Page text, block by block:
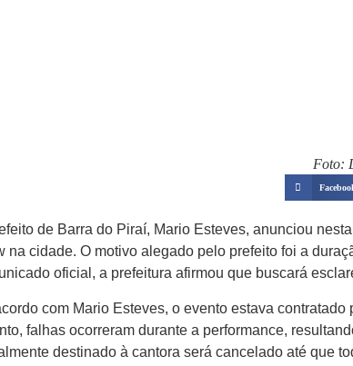
Foto:
de Barra do Piraí, Mario Esteves, anunciou
na cidade. O motivo alegado pelo prefeito foi a
oficial, a prefeitura afirmou que buscará
com Mario Esteves, o evento estava
falhas ocorreram durante a performance,
destinado à cantora será cancelado até que